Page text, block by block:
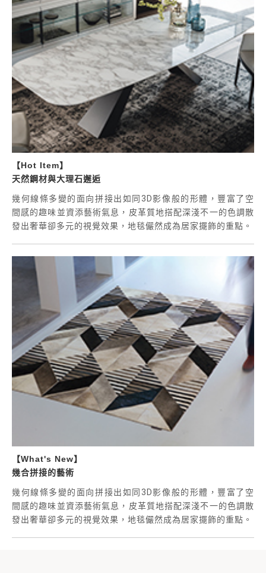
【Hot Item】
天然鋼材與大理石邂逅
幾何線條多變的面向拼接出如同3D影像般的形體，豐富了空
間感的趣味並資添藝術氣息，皮革質地搭配深淺不一的色調散
發出奢華卻多元的視覺效果，地毯儼然成為居家擺飾的重點。
【What's New】
幾合拼接的藝術
幾何線條多變的面向拼接出如同3D影像般的形體，豐富了空
間感的趣味並資添藝術氣息，皮革質地搭配深淺不一的色調散
發出奢華卻多元的視覺效果，地毯儼然成為居家擺飾的重點。